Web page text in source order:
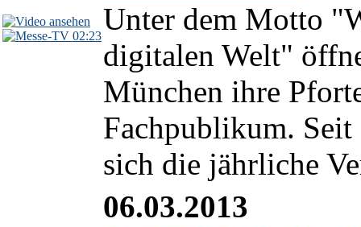
02:23Unter dem Motto
digitalen Welt"
München ihre
Fachpublikum.
sich die jährliche
06.03.2013